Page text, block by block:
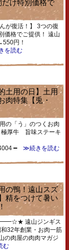
け特別価格で
が復活！】 3つの復
価格でご提供！ 遠山
円！
読む
土用の日】土用
肉特集【兎・
の「う」のつくお肉
極厚牛 旨味ステーキ
━≫続きを読む
の鴨！遠山スズ
精をつけて暑い
遠山ジンギス
32年創業・お肉一筋
の肉屋の肉肉マガジ
む